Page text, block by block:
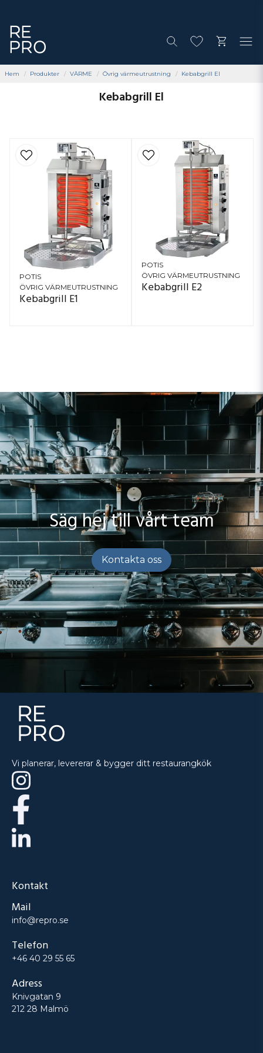
Hem Produkter VÄRME Övrig värmeutrustning Kebabgrill El
Kebabgrill El
POTIS
ÖVRIG VÄRMEUTRUSTNING
Kebabgrill E1
POTIS
ÖVRIG VÄRMEUTRUSTNING
Kebabgrill E2
Säg hej till vårt team
Kontakta oss
Vi planerar, levererar & bygger ditt restaurangkök
Kontakt
Mail
info@repro.se
Telefon
+46 40 29 55 65
Adress
Knivgatan 9
212 28 Malmö